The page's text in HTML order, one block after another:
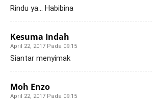
Rindu ya… Habibina
Kesuma Indah
April 22, 2017 Pada 09:15
Siantar menyimak
Moh Enzo
April 22, 2017 Pada 09:15